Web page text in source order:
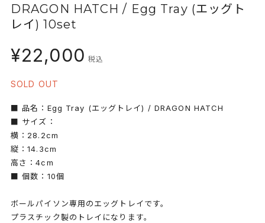
DRAGON HATCH / Egg Tray (エッグト
レイ) 10set
¥22,000 税込
SOLD OUT
■ 品名：Egg Tray (エッグトレイ) / DRAGON HATCH
■ サイズ：
横：28.2cm
縦：14.3cm
高さ：4cm
■ 個数：10個
ボールパイソン専用のエッグトレイです。
プラスチック製のトレイになります。